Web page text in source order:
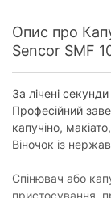
Режими
приготування:
Фізичні
Матеріал
Вага:
Опис про
Sencor SMF
За лічені
Професійний
капучіно,
Віночок із
Спінювач або
пристосування,